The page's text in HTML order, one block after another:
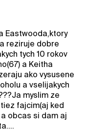
Eastwooda,ktory
reziruje dobre
tych 10 rokov
a Keitha
ako vysusene
a vselijakych
myslim ze
fajcim(aj ked
obcas si dam aj